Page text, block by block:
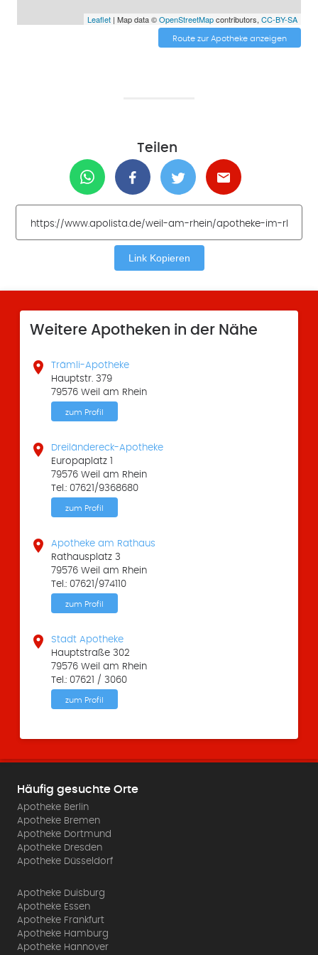
Leaflet| Map data ©OpenStreetMapcontributors, CC-BY-SA
Route zur Apotheke anzeigen
Teilen
Link Kopieren
Weitere Apotheken in der Nähe

Trämli-Apotheke
Hauptstr. 379
79576 Weil am Rhein
zum Profil

Dreiländereck-Apotheke
Europaplatz 1
79576 Weil am Rhein
Tel.: 07621/9368680
zum Profil

Apotheke am Rathaus
Rathausplatz 3
79576 Weil am Rhein
Tel.: 07621/974110
zum Profil

Stadt Apotheke
Hauptstraße 302
79576 Weil am Rhein
Tel.: 07621 / 3060
zum Profil
Häufig gesuchte Orte
Apotheke Berlin
Apotheke Bremen
Apotheke Dortmund
Apotheke Dresden
Apotheke Düsseldorf
Apotheke Duisburg
Apotheke Essen
Apotheke Frankfurt
Apotheke Hamburg
Apotheke Hannover